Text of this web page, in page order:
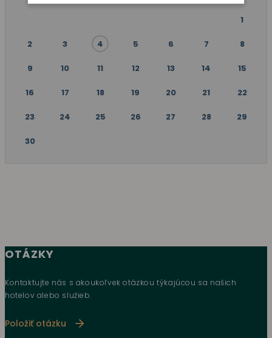
1
2 3 4 5 6 7 8
9 10 11 12 13 14 15
16 17 18 19 20 21 22
23 24 25 26 27 28 29
30
OTÁZKY
Kontaktujte nás s akoukoľvek otázkou týkajúcou sa našich
hotelov alebo služieb.
Položiť otázku